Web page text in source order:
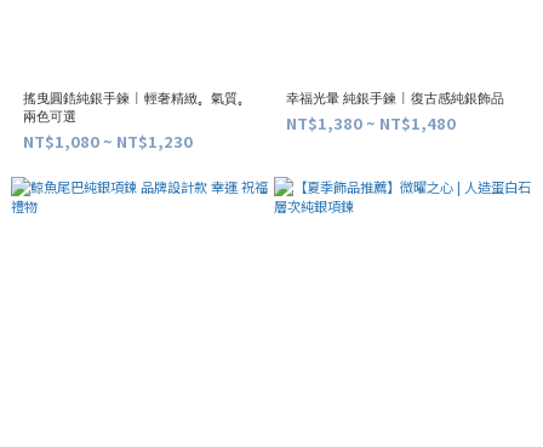
搖曳圓鋯純銀手鍊 | 輕奢精緻。氣質。
兩色可選
NT$1,080 ~ NT$1,230
幸福光暈 純銀手鍊 | 復古感純銀飾品
NT$1,380 ~ NT$1,480